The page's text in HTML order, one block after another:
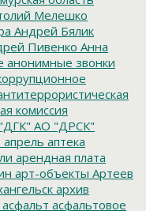
Мелешко
Андрей Бялик
Пивенко Анна
анонимные звонки
комиссия
АО "ДРСК"
апрель аптека
арендная плата
арт-объекты Артеев
архив
асфальт асфальтовое